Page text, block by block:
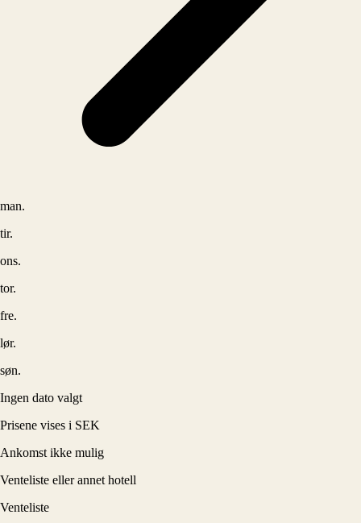
man.
tir.
ons.
tor.
fre.
lør.
søn.
Ingen dato valgt
Prisene vises i SEK
Ankomst ikke mulig
Venteliste eller annet hotell
Venteliste